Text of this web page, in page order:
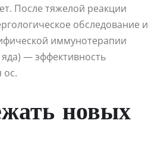
После тяжелой реакции
обследование и
иммунотерапии
— эффективность
ос.
новых